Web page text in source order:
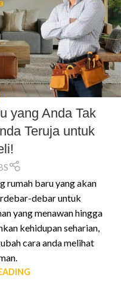
yang Anda Tak
Teruja untuk
rumah baru yang akan
debar untuk
yang menawan hingga
kehidupan seharian,
cara anda melihat